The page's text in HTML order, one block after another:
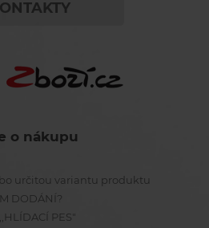
o nákupu
určitou variantu produktu
DODÁNÍ?
PES"